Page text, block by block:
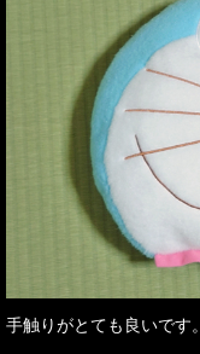
手触りがとても良いです。